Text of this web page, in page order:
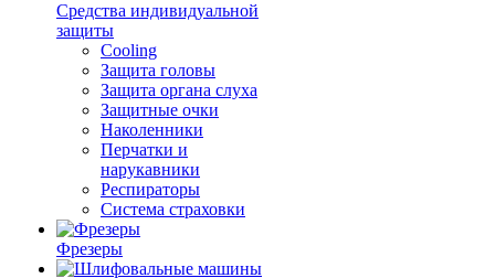
Средства индивидуальной
защиты
Cooling
Защита головы
Защита органа слуха
Защитные очки
Наколенники
Перчатки и
нарукавники
Респираторы
Система страховки
Фрезеры